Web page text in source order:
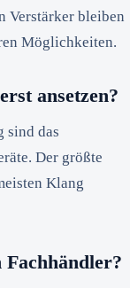
Verstärker bleiben
Möglichkeiten.
ansetzen?
sind das
Der größte
Klang